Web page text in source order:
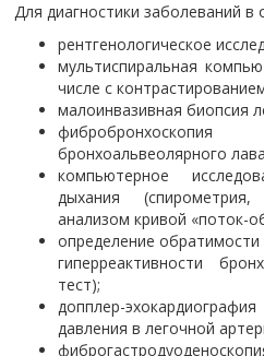
Для диагностики заболеваний в
рентгенологическое
мультиспиральная
числе с
малоинвазивная биопсия
бронхоальвеолярного
компьютерное
дыхания
анализом кривой «поток-
определение
гиперреактивности
тест);
допплер-
давления в легочной